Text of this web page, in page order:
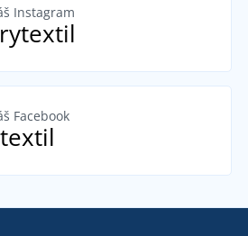
Instagram
Facebook